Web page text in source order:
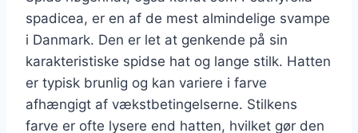
spadicea, er en af de mest almindelige svampe
i Danmark. Den er let at genkende på sin
karakteristiske spidse hat og lange stilk. Hatten
er typisk brunlig og kan variere i farve
afhængigt af vækstbetingelserne. Stilkens
farve er ofte lysere end hatten, hvilket gør den